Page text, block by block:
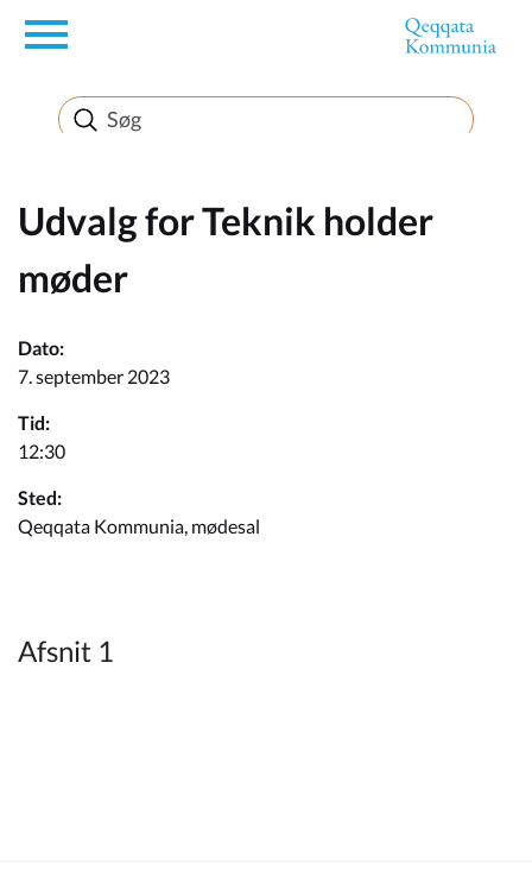
en
Borger
Erhverv
Politik
Turisme
Selvbetjening
Kommuneplan
Udvalg for Teknik holder
møder
Dato:
7. september 2023
Tid:
12:30
Sted:
Qeqqata Kommunia, mødesal
Afsnit 1